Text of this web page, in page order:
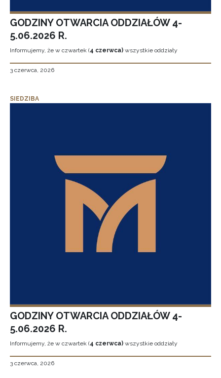
GODZINY OTWARCIA ODDZIAŁÓW 4-
5.06.2026 R.
Informujemy, że w czwartek (4 czerwca) wszystkie oddziały
3 czerwca, 2026
SIEDZIBA
GODZINY OTWARCIA ODDZIAŁÓW 4-
5.06.2026 R.
Informujemy, że w czwartek (4 czerwca) wszystkie oddziały
3 czerwca, 2026